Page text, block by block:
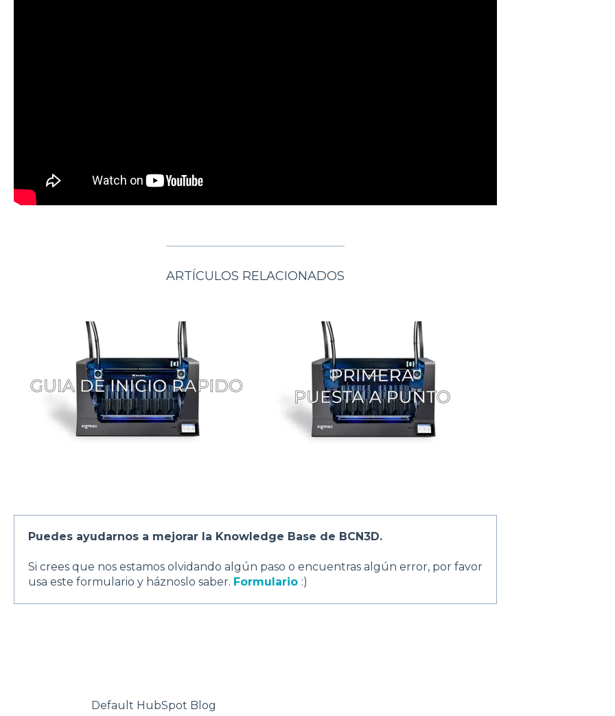
ARTÍCULOS RELACIONADOS
Puedes ayudarnos a mejorar la Knowledge Base de BCN3D.
Si crees que nos estamos olvidando algún paso o encuentras algún error, por favor
usa este formulario y háznoslo saber. Formulario :)
Default HubSpot Blog